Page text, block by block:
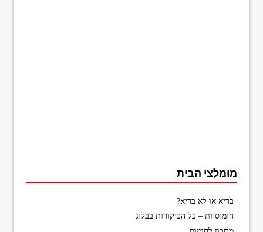
מומלצי הבית
בריא או לא בריא?
חומוסיות – כל הביקורות בבלוג